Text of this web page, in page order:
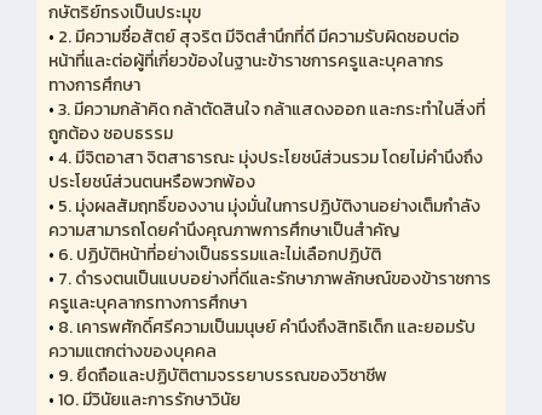
กษัตริย์ทรงเป็นประมุข
• 2. มีความซื่อสัตย์ สุจริต มีจิตสำนึกที่ดี มีความรับผิดชอบต่อ
หน้าที่และต่อผู้ที่เกี่ยวข้องในฐานะข้าราชการครูและบุคลากร
ทางการศึกษา
•3. มีความกล้าคิด กล้าตัดสินใจ กล้าแสดงออก และกระทำในสิ่งที่
ถูกต้อง ชอบธรรม
•4. มีจิตอาสา จิตสาธารณะ มุ่งประโยชน์ส่วนรวม โดยไม่คำนึงถึง
ประโยชน์ส่วนตนหรือพวกพ้อง
• 5. มุ่งผลสัมฤทธิ์ของงาน มุ่งมั่นในการปฏิบัติงานอย่างเต็มกำลัง
ความสามารถโดยคำนึงคุณภาพการศึกษาเป็นสำคัญ
• 6. ปฏิบัติหน้าที่อย่างเป็นธรรมและไม่เลือกปฏิบัติ
• 7. ดำรงตนเป็นแบบอย่างที่ดีและรักษาภาพลักษณ์ของข้าราชการ
ครูและบุคลากรทางการศึกษา
• 8. เคารพศักดิ์ศรีความเป็นมนุษย์ คำนึงถึงสิทธิเด็ก และยอมรับ
ความแตกต่างของบุคคล
• 9. ยึดถือและปฏิบัติตามจรรยาบรรณของวิชาชีพ
•10. มีวินัยและการรักษาวินัย